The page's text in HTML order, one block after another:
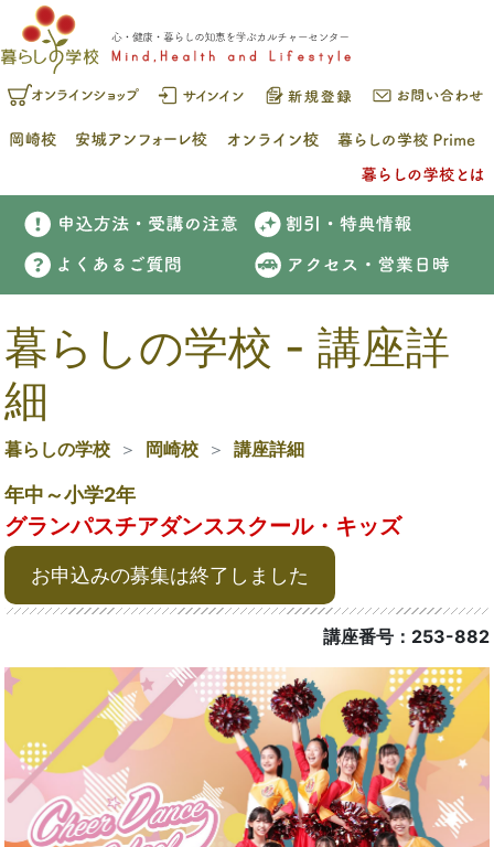
暮らしの学校 - 講座詳
細
暮らしの学校 岡崎校 講座詳細
年中～小学2年
グランパスチアダンススクール・キッズ
お申込みの募集は終了しました
講座番号：253-882